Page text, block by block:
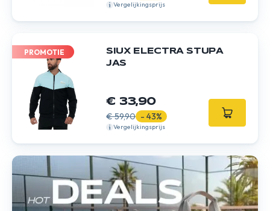
Vergelijkingsprijs
PROMOTIE
SIUX ELECTRA STUPA
JAS
€ 33,90
€ 59,90 - 43%
Vergelijkingsprijs